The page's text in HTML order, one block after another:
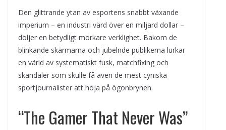
Den glittrande ytan av esportens snabbt växande
imperium – en industri värd över en miljard dollar –
döljer en betydligt mörkare verklighet. Bakom de
blinkande skärmarna och jubelnde publikerna lurkar
en värld av systematiskt fusk, matchfixing och
skandaler som skulle få även de mest cyniska
sportjournalister att höja på ögonbrynen.
“The Gamer That Never Was”